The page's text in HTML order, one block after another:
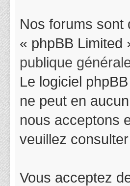
Nos forums sont
« phpBB
publique
Le logiciel
ne peut en
nous acceptons
veuillez consulter
Vous acceptez